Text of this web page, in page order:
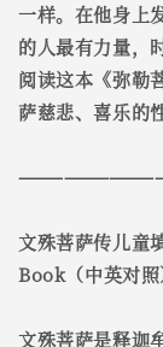
一样。在他身上
的人最有力量，
阅读这本《弥勒
萨慈悲、喜乐的
文殊菩萨传儿
Book（中英对照
文殊菩萨是释迦